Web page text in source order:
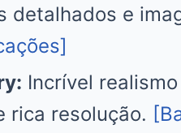
detalhados e
Incrível
rica resolução.